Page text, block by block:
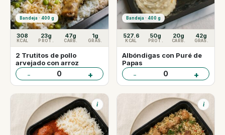
Bandeja · 400 g
308
KCAL
23g
PROT.
47g
CARB.
1g
GRAS.
2 Trutitos de pollo
arvejado con arroz
- 0 +
Bandeja · 400 g
527.6
KCAL
50g
PROT.
20g
CARB.
42g
GRAS.
Albóndigas con Puré de
Papas
- 0 +
i i